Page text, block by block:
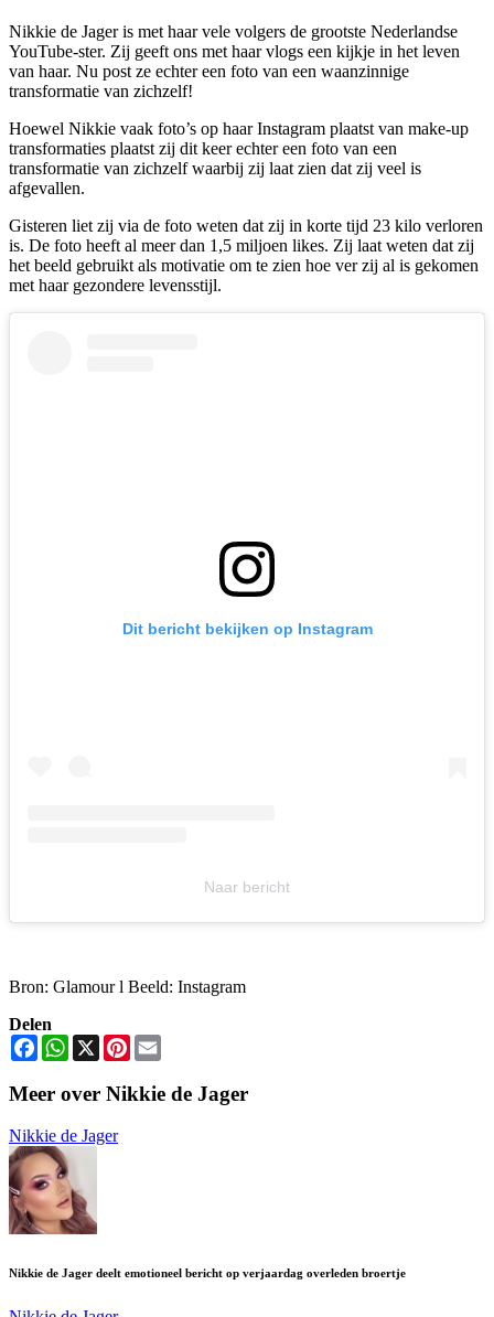
Nikkie de Jager is met haar vele volgers de grootste Nederlandse
YouTube-ster. Zij geeft ons met haar vlogs een kijkje in het leven
van haar. Nu post ze echter een foto van een waanzinnige
transformatie van zichzelf!
Hoewel Nikkie vaak foto’s op haar Instagram plaatst van make-up
transformaties plaatst zij dit keer echter een foto van een
transformatie van zichzelf waarbij zij laat zien dat zij veel is
afgevallen.
Gisteren liet zij via de foto weten dat zij in korte tijd 23 kilo verloren
is. De foto heeft al meer dan 1,5 miljoen likes. Zij laat weten dat zij
het beeld gebruikt als motivatie om te zien hoe ver zij al is gekomen
met haar gezondere levensstijl.
Dit bericht bekijken op Instagram
Naar bericht
Bron: Glamour l Beeld: Instagram
Delen
FacebookWhatsApp
X Pinterest
Meer over Nikkie de Jager
Nikkie de Jager
Nikkie de Jager deelt emotioneel bericht op verjaardag overleden broertje